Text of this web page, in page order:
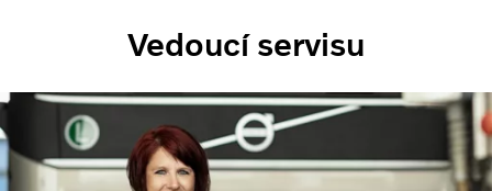
Vedoucí servisu